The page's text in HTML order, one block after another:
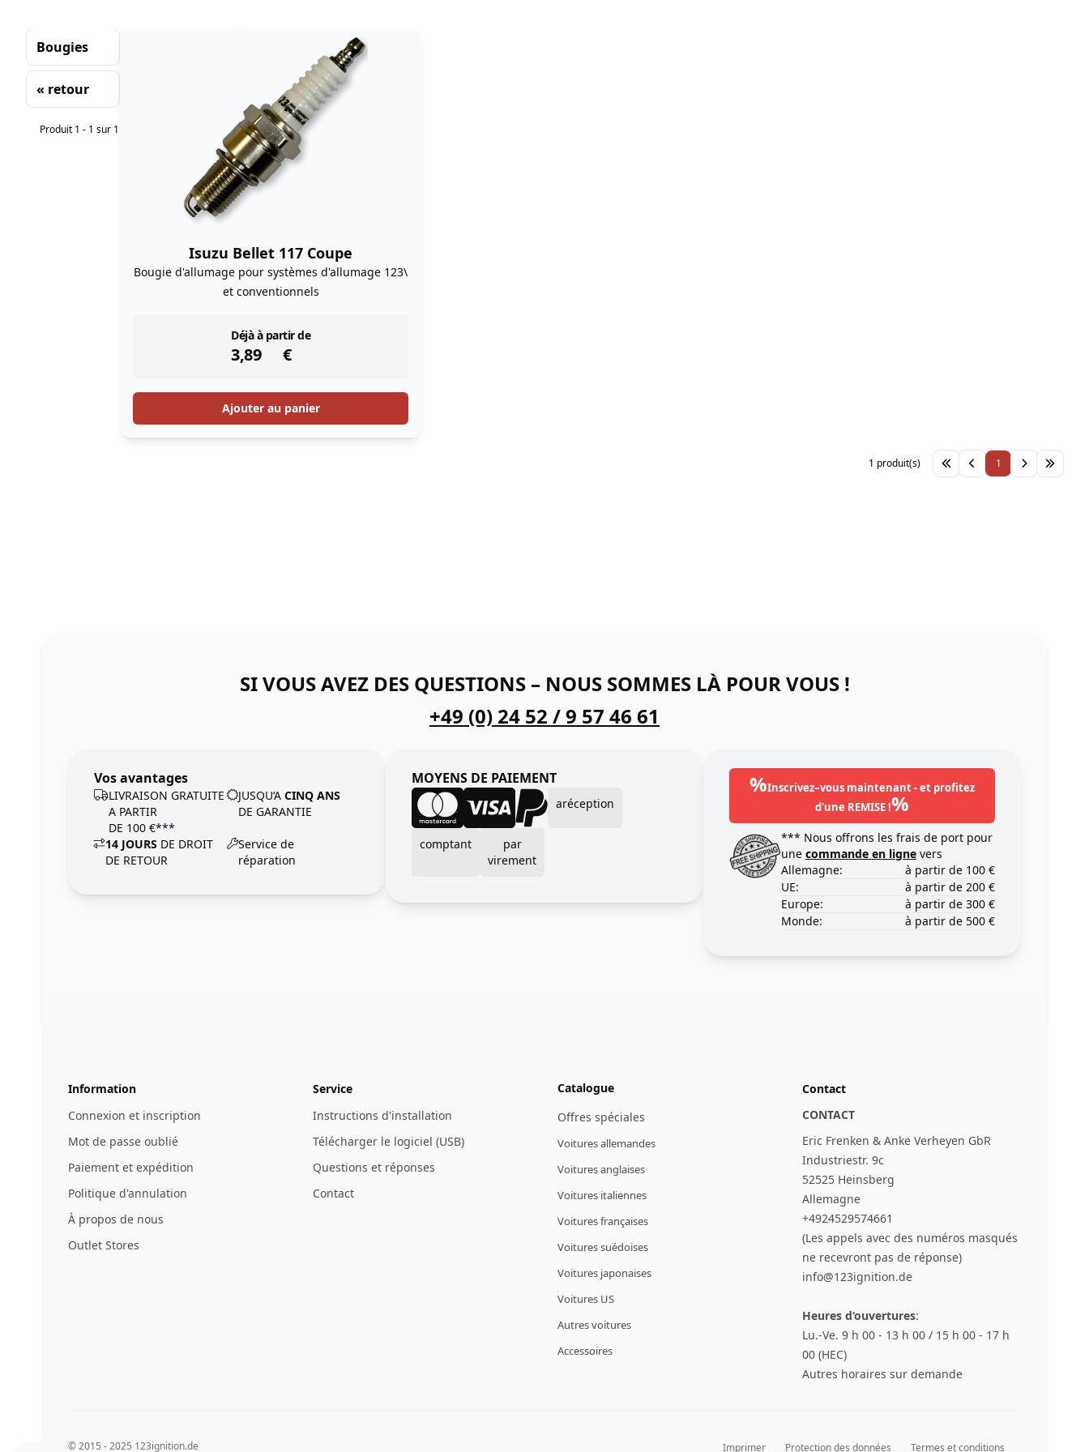
Bougies
« retour
TriProduit 1 - 1 sur 1
Isuzu Bellet 117 Coupe
Bougie d'allumage pour systèmes d'allumage 123\
et conventionnels
Déjà à partir de
3,89 €
instock
Ajouter au panier
1
1 produit(s)
SI VOUS AVEZ DES QUESTIONS – NOUS SOMMES LÀ POUR VOUS !
+49 (0) 24 52 / 9 57 46 61
Vos avantages
LIVRAISON GRATUITE
A PARTIR
DE 100 €***
JUSQU‘A CINQ ANS
DE GARANTIE
14 JOURS DE DROIT
DE RETOUR
Service de
réparation
MOYENS DE PAIEMENT
aréception
comptant
par
virement
%Inscrivez–vous maintenant - et profitez
d'une REMISE !%
*** Nous offrons les frais de port pour
une commande en ligne vers
Allemagne:
à partir de 100 €
UE:
à partir de 200 €
Europe:
à partir de 300 €
Monde:
à partir de 500 €
Information
Connexion et inscription
Mot de passe oublié
Paiement et expédition
Politique d'annulation
À propos de nous
Outlet Stores
Service
Instructions d'installation
Télécharger le logiciel (USB)
Questions et réponses
Contact
Catalogue
Offres spéciales
Voitures allemandes
Voitures anglaises
Voitures italiennes
Voitures françaises
Voitures suédoises
Voitures japonaises
Voitures US
Autres voitures
Accessoires
Contact
CONTACT
Eric Frenken & Anke Verheyen GbR
Industriestr. 9c
52525 Heinsberg
Allemagne
+4924529574661
(Les appels avec des numéros masqués
ne recevront pas de réponse)
info@123ignition.de
Heures d‘ouvertures:
Lu.-Ve. 9 h 00 - 13 h 00 / 15 h 00 - 17 h
00 (HEC)
Autres horaires sur demande
Imprimer Protection des données Termes et conditions
© 2015 - 2025 123ignition.de